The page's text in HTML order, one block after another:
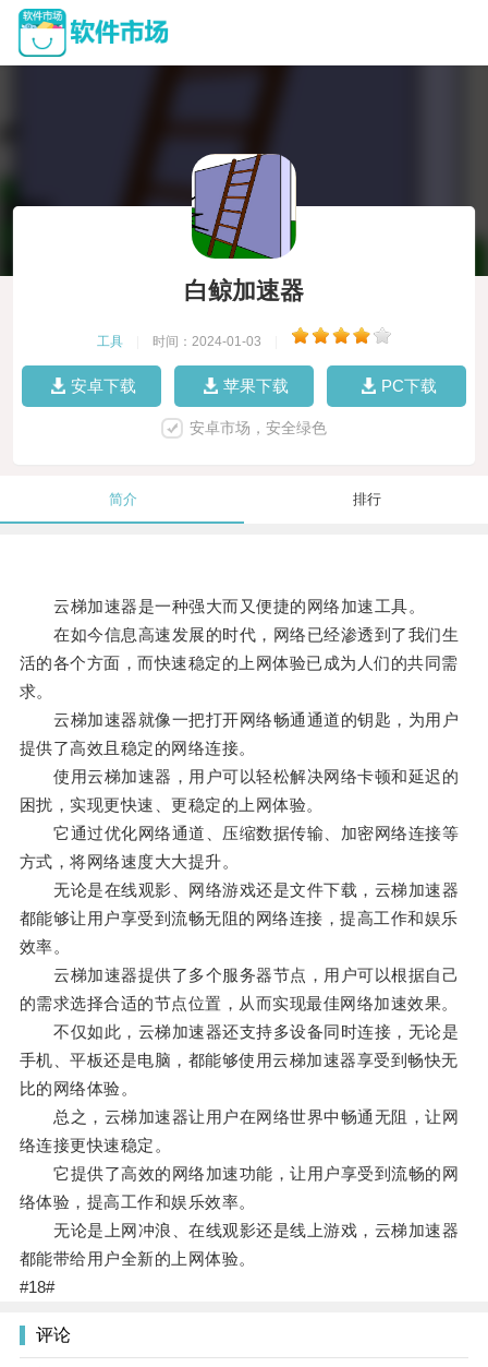
白鲸加速器
工具 时间：2024-01-03
安卓下载 苹果下载 PC下载
安卓市场，安全绿色
简介 排行
云梯加速器是一种强大而又便捷的网络加速工具。
在如今信息高速发展的时代，网络已经渗透到了我们生
活的各个方面，而快速稳定的上网体验已成为人们的共同需
求。
云梯加速器就像一把打开网络畅通通道的钥匙，为用户
提供了高效且稳定的网络连接。
使用云梯加速器，用户可以轻松解决网络卡顿和延迟的
困扰，实现更快速、更稳定的上网体验。
它通过优化网络通道、压缩数据传输、加密网络连接等
方式，将网络速度大大提升。
无论是在线观影、网络游戏还是文件下载，云梯加速器
都能够让用户享受到流畅无阻的网络连接，提高工作和娱乐
效率。
云梯加速器提供了多个服务器节点，用户可以根据自己
的需求选择合适的节点位置，从而实现最佳网络加速效果。
不仅如此，云梯加速器还支持多设备同时连接，无论是
手机、平板还是电脑，都能够使用云梯加速器享受到畅快无
比的网络体验。
总之，云梯加速器让用户在网络世界中畅通无阻，让网
络连接更快速稳定。
它提供了高效的网络加速功能，让用户享受到流畅的网
络体验，提高工作和娱乐效率。
无论是上网冲浪、在线观影还是线上游戏，云梯加速器
都能带给用户全新的上网体验。
#18#
评论